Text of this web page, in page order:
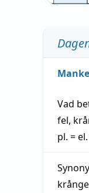
Vad
fel,
pl. = el.